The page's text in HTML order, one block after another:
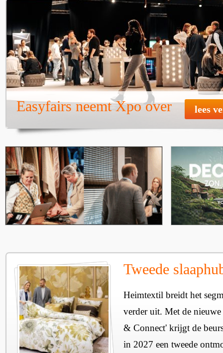
Easyfairs neemt Xpo over lees
Tweede
Heimtextil breidt het
verder uit. Met de
& Connect' krijgt de
in 2027 een tweede